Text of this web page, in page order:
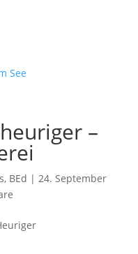
–
BEd | 24. September